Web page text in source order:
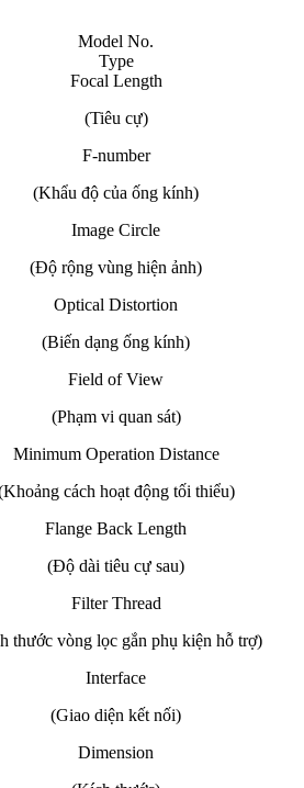
Model No.
Type
Focal Length
(Tiêu cự)
F-number
(Khẩu độ của ống kính)
Image Circle
(Độ rộng vùng hiện ảnh)
Optical Distortion
(Biến dạng ống kính)
Field of View
(Phạm vi quan sát)
Minimum Operation Distance
cách hoạt động tối thiểu)
Flange Back Length
(Độ dài tiêu cự sau)
Filter Thread
thước vòng lọc gắn phụ kiện hỗ trợ)
Interface
(Giao diện kết nối)
Dimension